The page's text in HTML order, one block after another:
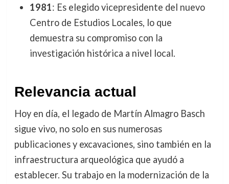
1981: Es elegido vicepresidente del nuevo
Centro de Estudios Locales, lo que
demuestra su compromiso con la
investigación histórica a nivel local.
Relevancia actual
Hoy en día, el legado de Martín Almagro Basch
sigue vivo, no solo en sus numerosas
publicaciones y excavaciones, sino también en la
infraestructura arqueológica que ayudó a
establecer. Su trabajo en la modernización de la